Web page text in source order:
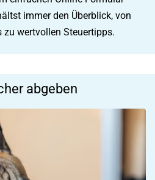
immer den Überblick, von
wertvollen Steuertipps.
abgeben